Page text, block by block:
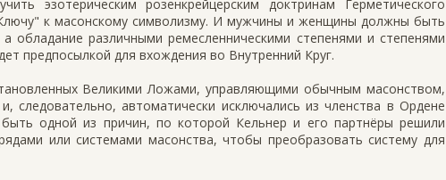
эзотерическим розенкрейцерским доктринам Герметического
к масонскому символизму. И мужчины и женщины должны быть
обладание различными ремесленническими степенями и степенями
предпосылкой для вхождения во Внутренний Круг.
Великими Ложами, управляющими обычным масонством,
автоматически исключались из членства в Ордене
одной из причин, по которой Кельнер и его партнёры решили
или системами масонства, чтобы преобразовать систему для